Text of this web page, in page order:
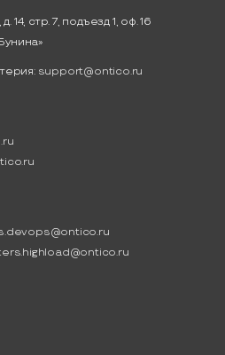
14, стр. 7, подъезд 1, оф. 16
support@ontico.ru